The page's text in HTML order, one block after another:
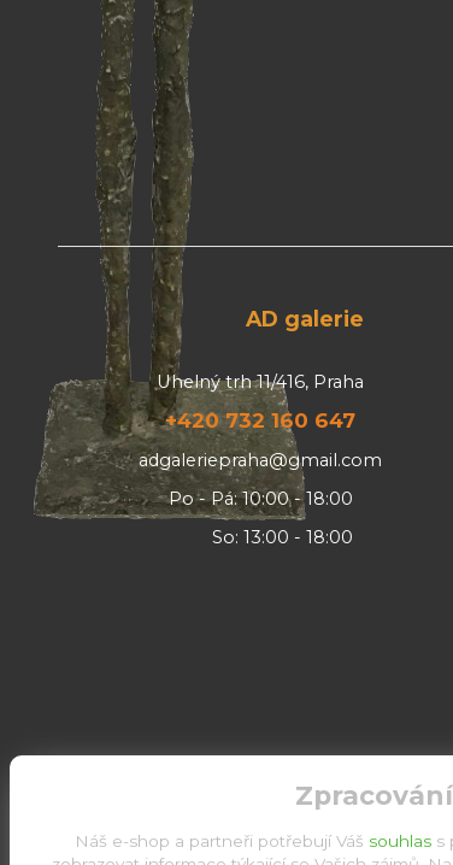
AD galerie
Uhelný trh 11/416, Praha
+420 732 160 647
adgaleriepraha@gmail.com
Po - Pá: 10:00 - 18:00
So: 13:00 - 18:00
Náš e-shop a partneři potřebují Váš souhlas s